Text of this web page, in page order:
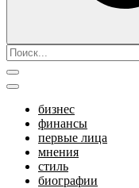
бизнес
финансы
первые лица
мнения
стиль
биографии